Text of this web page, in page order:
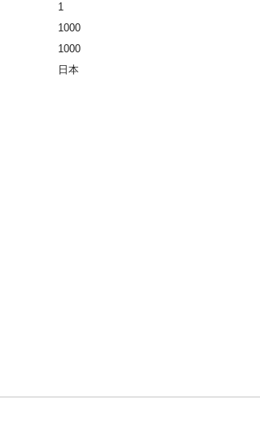
1
1000
1000
日本